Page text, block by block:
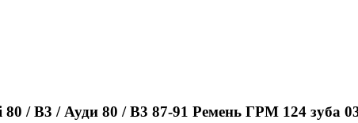
80 / B3 / Ауди 80 / B3 87-91 Ремень ГРМ 124 зуба